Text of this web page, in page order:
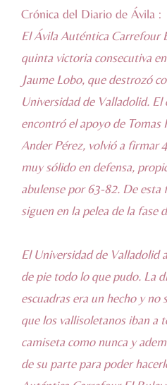
Crónica del Diario de Ávila :
El Ávila Auténtica Carrefour
quinta victoria consecutiva
Jaume Lobo, que destrozó
Universidad de Valladolid. El
encontró el apoyo de
Ander Pérez, volvió a firmar
muy sólido en defensa,
abulense por 63-82. De esta
siguen en la pelea de la fase
El Universidad de Valladolid
de pie todo lo que pudo. La
escuadras era un hecho y no
que los vallisoletanos iban a
camiseta como nunca y
de su parte para poder